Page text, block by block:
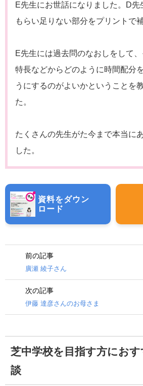
E先生にお世話になりました。D先
もらい足りない部分をプリントで
E先生には過去問のなおしをして
特長などからどのように時間配分
うにするのがよいかということを
た。
たくさんの先生がた今まで本当に
した。
資料をダウン
ロード
前の記事
廣瀬 綾子さん
次の記事
伊藤 達彦さんのお母さま
芝中学校を目指す方にお
談